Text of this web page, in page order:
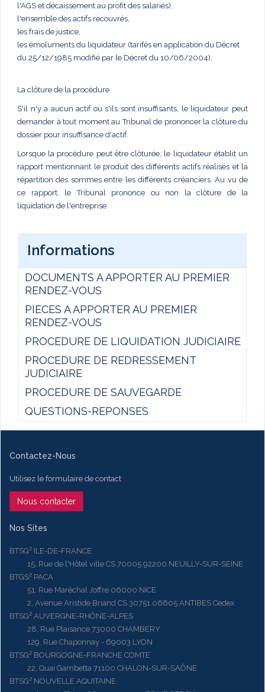
l'AGS et décaissement au profit des salariés),
l'ensemble des actifs recouvrés,
les frais de justice,
les émoluments du liquidateur (tarifés en application du Décret
du 25/12/1985 modifié par le Décret du 10/06/2004),
La clôture de la procédure
S'il n'y a aucun actif ou s'ils sont insuffisants, le liquidateur peut
demander à tout moment au Tribunal de prononcer la clôture du
dossier pour insuffisance d'actif.
Lorsque la procédure peut être clôturée, le liquidateur établit un
rapport mentionnant le produit des différents actifs réalisés et la
répartition des sommes entre les différents créanciers. Au vu de
ce rapport, le Tribunal prononce ou non la clôture de la
liquidation de l'entreprise.
Informations
DOCUMENTS A APPORTER AU PREMIER
RENDEZ-VOUS
PIECES A APPORTER AU PREMIER
RENDEZ-VOUS
PROCEDURE DE LIQUIDATION JUDICIAIRE
PROCEDURE DE REDRESSEMENT
JUDICIAIRE
PROCEDURE DE SAUVEGARDE
QUESTIONS-REPONSES
Contactez-Nous
Utilisez le formulaire de contact
Nous contacter
Nos Sites
BTSG² ILE-DE-FRANCE
15, Rue de l'Hôtel ville CS 70005 92200 NEUILLY-SUR-SEINE
BTGS² PACA
51, Rue Maréchal Joffre 06000 NICE
2, Avenue Aristide Briand CS 30751 06605 ANTIBES Cedex
BTSG² AUVERGNE-RHÔNE-ALPES
28, Rue Plaisance 73000 CHAMBERY
129, Rue Chaponnay - 69003 LYON
BTSG² BOURGOGNE-FRANCHE COMTE
22, Quai Gambetta 71100 CHALON-SUR-SAÔNE
BTSG² NOUVELLE AQUITAINE